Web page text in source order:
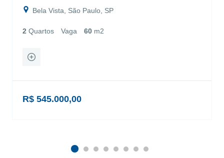
Bela Vista, São Paulo, SP
2 Quartos Vaga 60 m2
R$ 545.000,00